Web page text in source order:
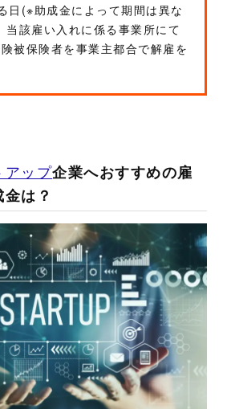
日(※助成金によって期間は異な
当該雇い入れに係る事業所にて
被保険者を事業主都合で解雇を
アップ企業へおすすめの雇
は？